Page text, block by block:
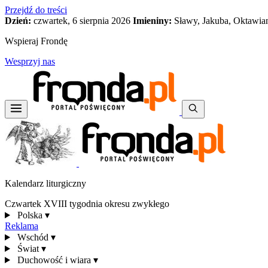
Przejdź do treści
Dzień: czwartek, 6 sierpnia 2026 Imieniny: Sławy, Jakuba,
Wspieraj Frondę
Wesprzyj nas
Kalendarz liturgiczny
Czwartek XVIII tygodnia okresu zwykłego
Polska ▾
Reklama
Wschód ▾
Świat ▾
Duchowość i wiara ▾